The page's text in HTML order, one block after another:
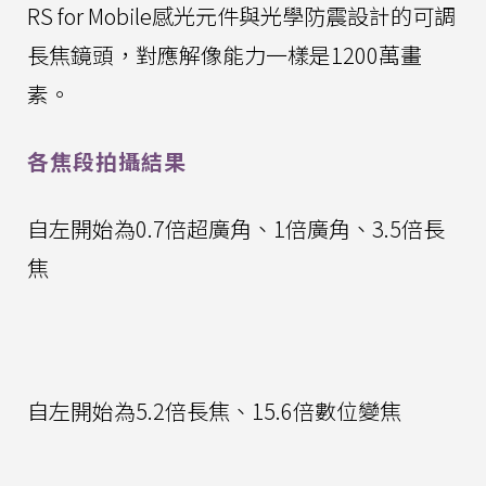
RS for Mobile感光元件與光學防震設計的可調
長焦鏡頭，對應解像能力一樣是1200萬畫
素。
各焦段拍攝結果
自左開始為0.7倍超廣角、1倍廣角、3.5倍長
焦
自左開始為5.2倍長焦、15.6倍數位變焦